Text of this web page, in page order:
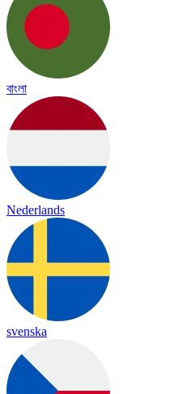
বাংলা
Nederlands
svenska